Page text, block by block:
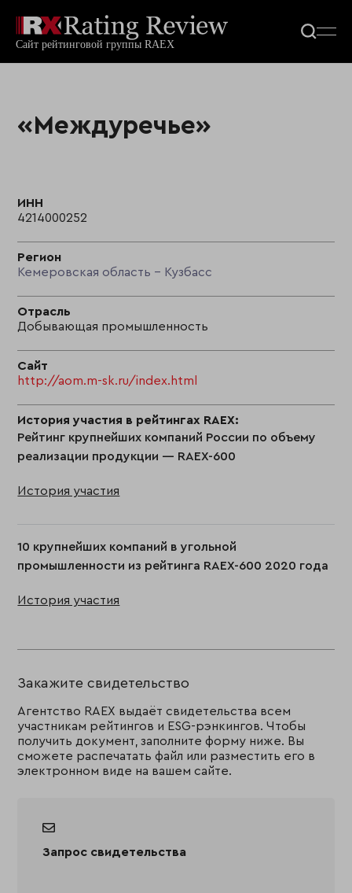
«Междуречье»
ИНН
4214000252
Регион
Кемеровская область - Кузбасс
Отрасль
Добывающая промышленность
Сайт
http://aom.m-sk.ru/index.html
История участия в рейтингах RAEX:
Рейтинг крупнейших компаний России по объему
реализации продукции — RAEX-600
История участия
10 крупнейших компаний в угольной
промышленности из рейтинга RAEX-600 2020 года
История участия
Закажите свидетельство
Агентство RAEX выдаёт свидетельства всем
участникам рейтингов и ESG-рэнкингов. Чтобы
получить документ, заполните форму ниже. Вы
сможете распечатать файл или разместить его в
электронном виде на вашем сайте.
Запрос свидетельства